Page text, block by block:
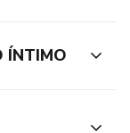
ÍNTIMO